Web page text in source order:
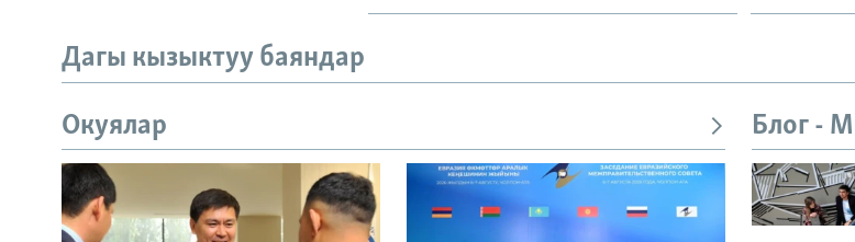
Дагы кызыктуу баяндар
Окуялар Блог -